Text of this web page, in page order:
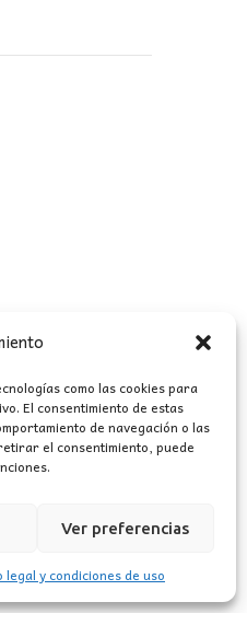
como las cookies para
El consentimiento de estas
de navegación o las
el consentimiento, puede
Ver preferencias
legal y condiciones de uso